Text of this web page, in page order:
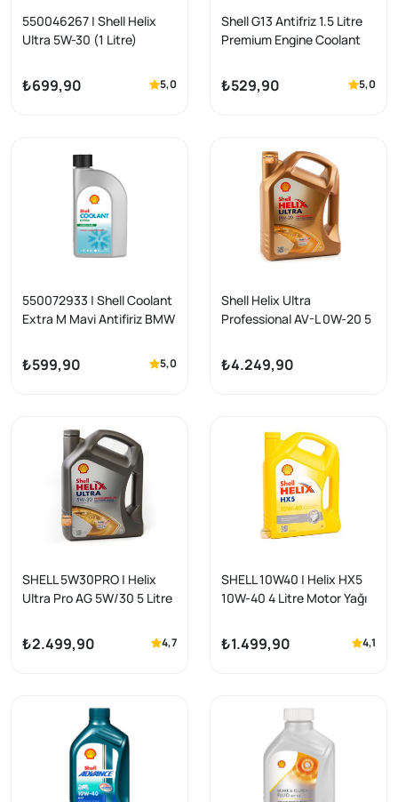
550046267 | Shell Helix
Ultra 5W-30 (1 Litre)
₺699,90 5,0
Shell G13 Antifriz 1.5 Litre
Premium Engine Coolant
(Kullanıma Hazır)
₺529,90 5,0
550072933 | Shell Coolant
Extra M Mavi Antifiriz BMW
Uyumlu (1 Litre) Konsantre
₺599,90 5,0
Shell Helix Ultra
Professional AV-L 0W-20 5
508.00-509.00 Porsche
C20 Yeşil Renkli)
₺4.249,90
SHELL 5W30PRO | Helix
Ultra Pro AG 5W/30 5 Litre
Motor Yağı
₺2.499,90 4,7
SHELL 10W40 | Helix HX5
10W-40 4 Litre Motor Yağı
₺1.499,90 4,1